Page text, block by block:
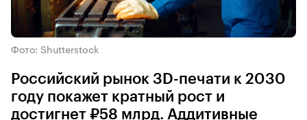
Фото: Shutterstock
Российский рынок 3D-печати к 2030
году покажет кратный рост и
достигнет ₽58 млрд. Аддитивные